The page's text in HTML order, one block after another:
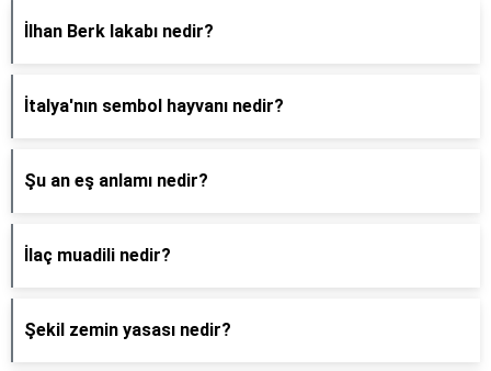
İlhan Berk lakabı nedir?
İtalya'nın sembol hayvanı nedir?
Şu an eş anlamı nedir?
İlaç muadili nedir?
Şekil zemin yasası nedir?